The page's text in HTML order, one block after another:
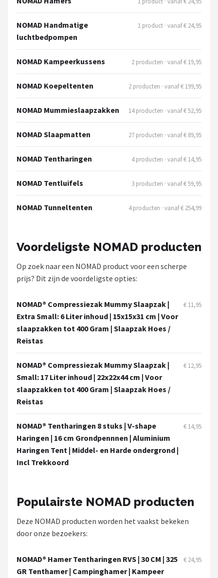
NOMAD Handmatige
luchtbedpompen
1 product · vanaf € 24,95
NOMAD Kampeerkussens 2 producten · vanaf € 19,95
NOMAD Koepeltenten 2 producten · vanaf € 199,95
NOMAD Mummieslaapzakken 14 producten · vanaf € 52,95
NOMAD Slaapmatten 27 producten · vanaf € 89,95
NOMAD Tentharingen 4 producten · vanaf € 14,95
NOMAD Tentluifels 3 producten · vanaf € 59,95
NOMAD Tunneltenten 4 producten · vanaf € 254,99
Voordeligste NOMAD producten
Op zoek naar een NOMAD product voor een scherpe
prijs? Dit zijn de voordeligste opties:
NOMAD® Compressiezak Mummy Slaapzak |
Extra Small: 6 Liter inhoud | 15x15x31 cm | Voor
slaapzakken tot 400 Gram | Slaapzak Hoes /
Reistas
€ 11,95
NOMAD® Compressiezak Mummy Slaapzak |
Small: 17 Liter inhoud | 22x22x44 cm | Voor
slaapzakken tot 400 Gram | Slaapzak Hoes /
Reistas
€ 12,95
NOMAD® Tentharingen 8 stuks | V-shape
Haringen | 16 cm Grondpennnen | Aluminium
Haringen Tent | Middel- en Harde ondergrond |
Incl Trekkoord
€ 14,95
Populairste NOMAD producten
Deze NOMAD producten worden het vaakst bekeken
door onze bezoekers:
NOMAD® Hamer Tentharingen RVS | 30 CM | 325
GR Tenthamer | Campinghamer | Kampeer
€ 24,95